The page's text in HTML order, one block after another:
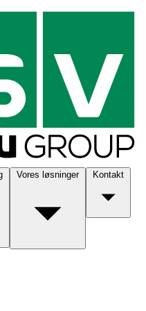
Vores løsninger Kontakt